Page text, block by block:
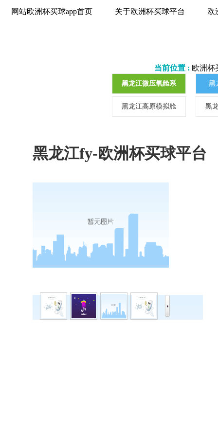
网站欧洲杯买球app首页 关于欧洲杯买球平台 欧
当前位置 : 欧洲杯
黑龙江微压氧舱系
列
黑
黑龙江高原模拟舱 黑
黑龙江fy-欧洲杯买球平台